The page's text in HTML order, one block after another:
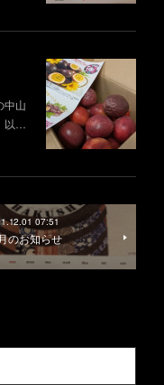
中山
以…
07:51
のお知らせ